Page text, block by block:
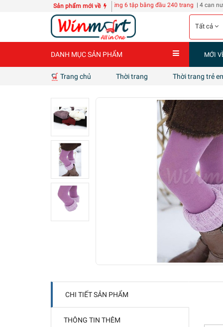
Sản phẩm mới về
10 quyển Sổ A3 bìa cứng 6 tập bằng đầu 240 trang | 4 can nước giặt D-
Tất cả
DANH MỤC SẢN PHẨM MỚI
Trang chủ Thời trang Thời trang trẻ
CHI TIẾT SẢN PHẨM
THÔNG TIN THÊM